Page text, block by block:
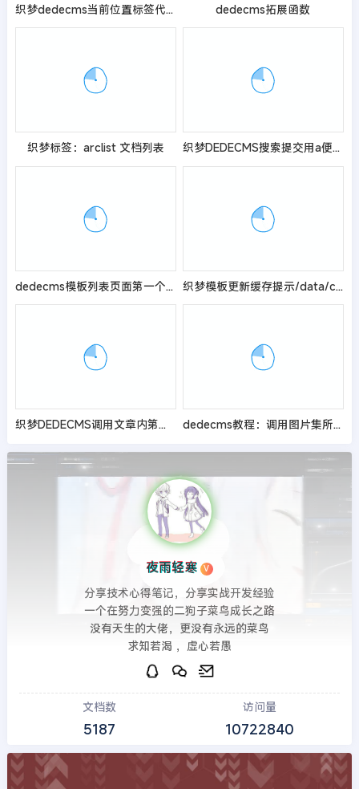
织梦dedecms当前位置标签代码的5种写法 dedecms拓展函数
织梦标签：arclist 文档列表 织梦DEDECMS搜索提交用a便签替换button标签方法
dedecms模板列表页面第一个文章的特殊样式的实现代码 织梦模板更新缓存提示/data/cache/inc_catalog_base.inc没有
织梦DEDECMS调用文章内第一张图片【非缩略图】 dedecms教程：调用图片集所有图片
夜雨轻寒 V
分享技术心得笔记，分享实战开发经验
一个在努力变强的二狗子菜鸟成长之路
没有天生的大佬，更没有永远的菜鸟
求知若渴 ，虚心若愚
文档数
5187
访问量
10722840